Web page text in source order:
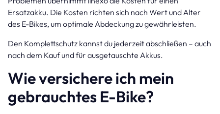
Ersatzakku. Die Kosten richten sich nach Wert und Alter
des E-Bikes, um optimale Abdeckung zu gewährleisten.
Den Komplettschutz kannst du jederzeit abschließen – auch
nach dem Kauf und für ausgetauschte Akkus.
Wie versichere ich mein
gebrauchtes E-Bike?